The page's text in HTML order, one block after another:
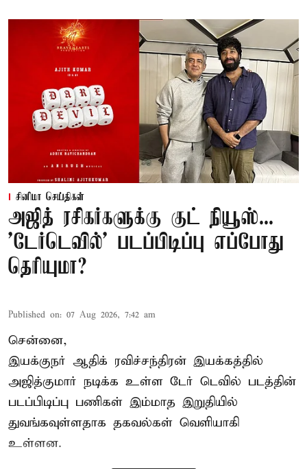
சினிமா செய்திகள்
அஜித் ரசிகர்களுக்கு குட் நியூஸ்...
'டேர்டெவில்' படப்பிடிப்பு எப்போது
தெரியுமா?
Published on: 07 Aug 2026, 7:42 am
சென்னை,
இயக்குநர் ஆதிக் ரவிச்சந்திரன் இயக்கத்தில்
அஜித்குமார் நடிக்க உள்ள டேர் டெவில் படத்தின்
படப்பிடிப்பு பணிகள் இம்மாத இறுதியில்
துவங்கவுள்ளதாக தகவல்கள் வெளியாகி
உள்ளன.